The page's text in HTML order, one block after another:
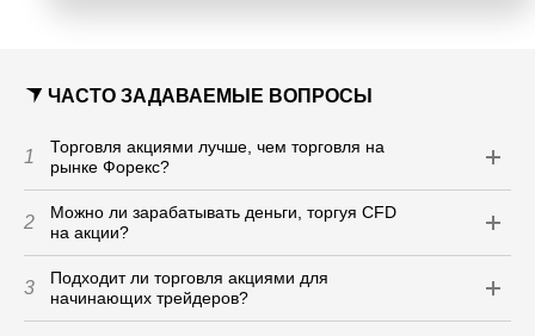
ЧАСТО ЗАДАВАЕМЫЕ ВОПРОСЫ
1
Торговля акциями лучше, чем торговля на
рынке Форекс?
2
Можно ли зарабатывать деньги, торгуя CFD
на акции?
3
Подходит ли торговля акциями для
начинающих трейдеров?